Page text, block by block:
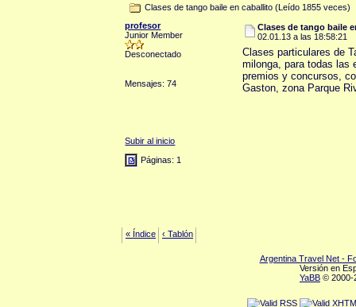
Clases de tango baile en caballito (Leído 1855 veces)
profesor
Junior Member
Desconectado
Mensajes: 74
Clases de tango baile
02.01.13 a las 18:58:21
Clases particulares de
milonga, para todas las
premios y concursos,
Gaston, zona Parque
Subir al inicio
Páginas: 1
« Índice ‹ Tablón
Argentina Travel Net -
Versión en
YaBB © 2000-